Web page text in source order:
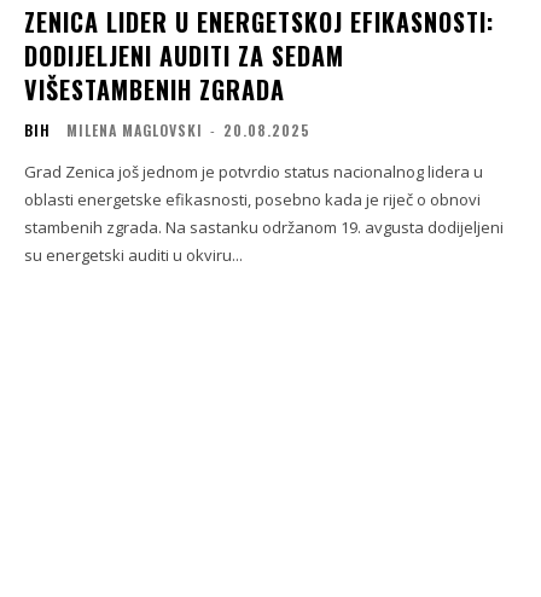
ZENICA LIDER U ENERGETSKOJ EFIKASNOSTI:
DODIJELJENI AUDITI ZA SEDAM
VIŠESTAMBENIH ZGRADA
BIH MILENA MAGLOVSKI - 20.08.2025
Grad Zenica još jednom je potvrdio status nacionalnog lidera u
oblasti energetske efikasnosti, posebno kada je riječ o obnovi
stambenih zgrada. Na sastanku održanom 19. avgusta dodijeljeni
su energetski auditi u okviru...